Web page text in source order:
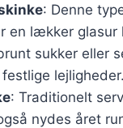
: Denne
en lækker glasur
sukker eller
lejligheder.
: Traditionelt
nydes året